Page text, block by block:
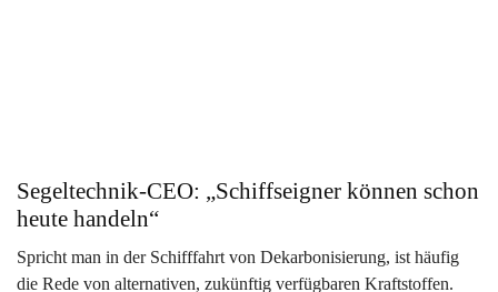
Segeltechnik-CEO: „Schiffseigner können schon
heute handeln“
Spricht man in der Schifffahrt von Dekarbonisierung, ist häufig
die Rede von alternativen, zukünftig verfügbaren Kraftstoffen.